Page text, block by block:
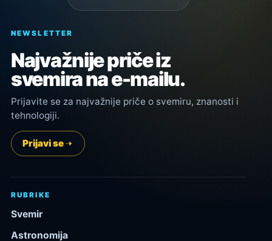
NEWSLETTER
Najvažnije priče iz
svemira na e-mailu.
Prijavite se za najvažnije priče o svemiru, znanosti i
tehnologiji.
Prijavi se
RUBRIKE
Svemir
Astronomija